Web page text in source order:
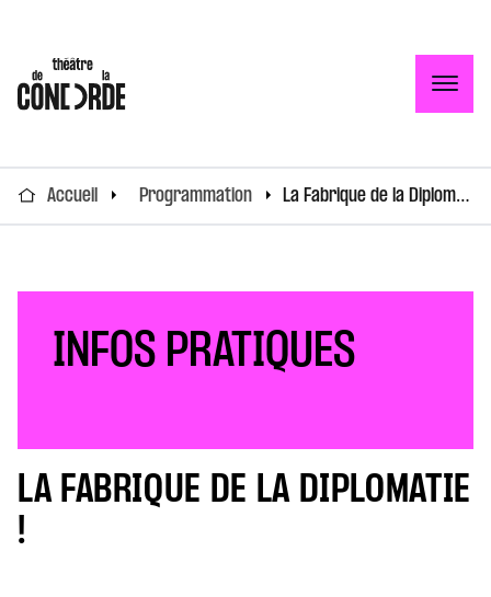
Accueil Programmation La Fabrique de la Diplomatie !
LA FABRIQUE DE LA DIPLOMATIE
!
INFOS PRATIQUES